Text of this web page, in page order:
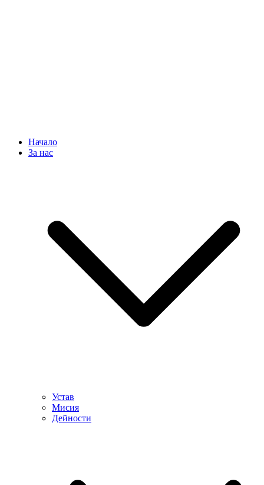
Начало
За нас
Устав
Мисия
Дейности